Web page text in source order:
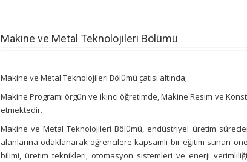
Makine ve Metal Teknolojileri Bölümü
Makine ve Metal Teknolojileri Bölümü çatısı altında;
Makine Programı örgün ve ikinci öğretimde, Makine Resim ve
etmektedir.
Makine ve Metal Teknolojileri Bölümü, endüstriyel üretim
alanlarına odaklanarak öğrencilere kapsamlı bir eğitim sunan
bilimi, üretim teknikleri, otomasyon sistemleri ve enerji